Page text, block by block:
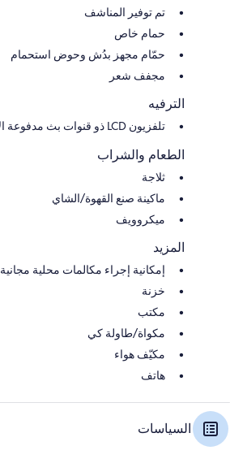
تم توفير المناشف
حمام خاص
حمّام مجهز بدُش وحوض استحمام
مجفف شعر
الترفيه
تلفزيون LCD ذو قنوات بث مدفوعة الاشتراك مميزة
الطعام والشراب
ثلاجة
ماكينة صنع القهوة/الشاي
ميكروويف
المزيد
إمكانية إجراء مكالمات محلية مجانية
خزنة
مكتب
مكواة/طاولة كي
مكيّف هواء
هاتف
السياسات